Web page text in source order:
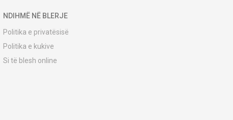
NDIHMË NË BLERJE
Politika e privatësisë
Politika e kukive
Si të blesh online